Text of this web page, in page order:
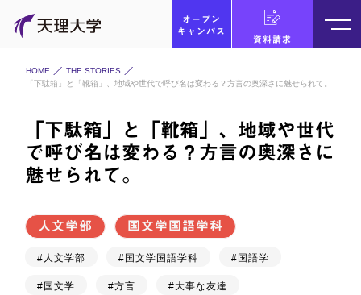
オープン
キャンパス
資料請求
HOME
THE STORIES
「下駄箱」と「靴箱」、地域や世代で呼び名は変わる？方言の奥深さに魅せられて。
「下駄箱」と「靴箱」、地域や世代
で呼び名は変わる？方言の奥深さに
魅せられて。
人文学部 国文学国語学科
#人文学部 #国文学国語学科 #国語学
#国文学 #方言 #大事な友達